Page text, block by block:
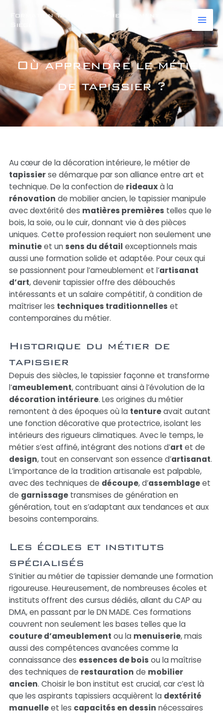
contenu
Formation Tapissier d'Ameublement
Siège
Où apprendre le métier
de tapissier ?
Au cœur de la décoration intérieure, le métier de
tapissierse démarque par son alliance entre art et
technique. De la confection de rideauxà la
rénovation de mobilier ancien, le tapissier manipule
avec dextérité des matières premières telles que le
bois, la soie, ou le cuir, donnant vie à des pièces
uniques. Cette profession requiert non seulement une
minutieet un sens du détail exceptionnels mais
aussi une formation solide et adaptée. Pour ceux qui
se passionnent pour l’ameublement et l’artisanat
d’art, devenir tapissier offre des débouchés
intéressants et un salaire compétitif, à condition de
maîtriser les techniques traditionnelles et
contemporaines du métier.
Historique du métier de
tapissier
Depuis des siècles, le tapissier façonne et transforme
l’ameublement, contribuant ainsi à l’évolution de la
décoration intérieure. Les origines du métier
remontent à des époques où la tentureavait autant
une fonction décorative que protectrice, isolant les
intérieurs des rigueurs climatiques. Avec le temps, le
métier s’est affiné, intégrant des notions d’art et de
design, tout en conservant son essence d’artisanat.
L’importance de la tradition artisanale est palpable,
avec des techniques de découpe, d’assemblageet
de garnissage transmises de génération en
génération, tout en s’adaptant aux tendances et aux
besoins contemporains.
Les écoles et instituts
spécialisés
S’initier au métier de tapissier demande une formation
rigoureuse. Heureusement, de nombreuses écoles et
instituts offrent des cursus dédiés, allant du CAP au
DMA, en passant par le DN MADE. Ces formations
couvrent non seulement les bases telles que la
couture d’ameublement ou la menuiserie, mais
aussi des compétences avancées comme la
connaissance des essences de bois ou la maîtrise
des techniques de restauration de mobilier
ancien. Choisir le bon institut est crucial, car c’est là
que les aspirants tapissiers acquièrent la dextérité
manuelleet les capacités en dessin nécessaires